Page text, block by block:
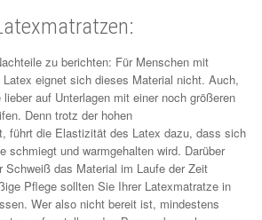
zu berichten: Für Menschen mit
eignet sich dieses Material nicht. Auch,
auf Unterlagen mit einer noch größeren
Denn trotz der hohen
führt die Elastizität des Latex dazu, dass sich
schmiegt und warmgehalten wird. Darüber
Schweiß das Material im Laufe der Zeit
Pflege sollten Sie Ihrer Latexmatratze in
Wer also nicht bereit ist, mindestens